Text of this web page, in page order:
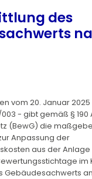
des
vom 20. Januar 2025
- gibt gemäß § 190
(BewG) die
Anpassung der
aus der Anlage
im
Gebäudesachwerts